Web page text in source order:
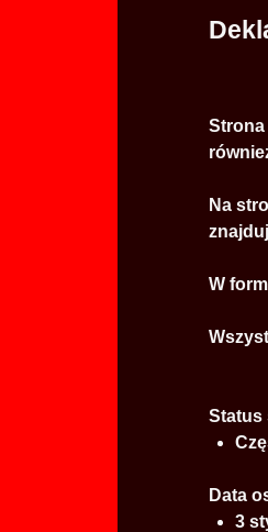
Strona
Na
W
Status
Data
3